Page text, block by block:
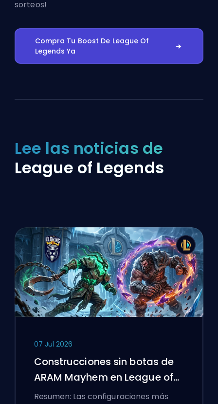
sorteos!
Compra Tu Boost De League Of
Legends Ya
Lee las noticias de
League of Legends
07 Jul 2026
Construcciones sin botas de
ARAM Mayhem en League of
Legends
Resumen: Las configuraciones más